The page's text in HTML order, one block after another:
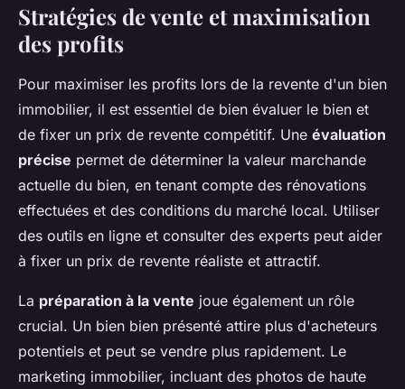
Stratégies de vente et maximisation
des profits
Pour maximiser les profits lors de la revente d'un bien
immobilier, il est essentiel de bien évaluer le bien et
de fixer un prix de revente compétitif. Une évaluation
précise permet de déterminer la valeur marchande
actuelle du bien, en tenant compte des rénovations
effectuées et des conditions du marché local. Utiliser
des outils en ligne et consulter des experts peut aider
à fixer un prix de revente réaliste et attractif.
La préparation à la vente joue également un rôle
crucial. Un bien bien présenté attire plus d'acheteurs
potentiels et peut se vendre plus rapidement. Le
marketing immobilier, incluant des photos de haute